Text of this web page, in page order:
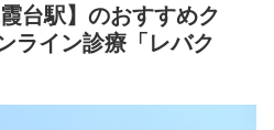
台駅】のおすすめク
ライン診療「レバク